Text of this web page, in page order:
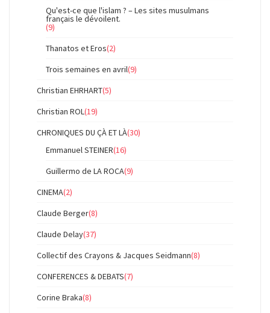
Qu'est-ce que l'islam ? – Les sites musulmans
français le dévoilent.
(9)
Thanatos et Eros(2)
Trois semaines en avril(9)
Christian EHRHART(5)
Christian ROL(19)
CHRONIQUES DU ÇÀ ET LÀ(30)
Emmanuel STEINER(16)
Guillermo de LA ROCA(9)
CINEMA(2)
Claude Berger(8)
Claude Delay(37)
Collectif des Crayons & Jacques Seidmann(8)
CONFERENCES & DEBATS(7)
Corine Braka(8)